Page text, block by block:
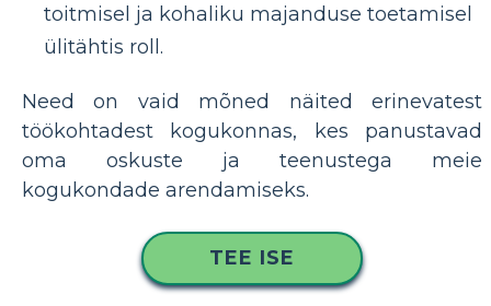
toitmisel ja kohaliku majanduse toetamisel
ülitähtis roll.
Need on vaid mõned näited erinevatest
töökohtadest kogukonnas, kes panustavad
oma oskuste ja teenustega meie
kogukondade arendamiseks.
TEE ISE